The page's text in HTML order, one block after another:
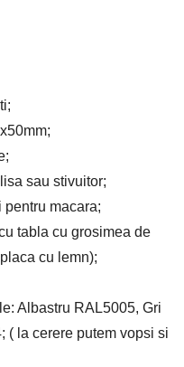
sau stivuitor;
macara;
tabla cu grosimea de
cu lemn);
Albastru RAL5005, Gri
( la cerere putem vopsi si